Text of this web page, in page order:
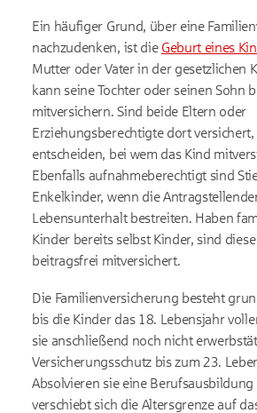
Ein häufiger Grund, über eine
nachzudenken, ist die Geburt eines
Mutter oder Vater in der gesetzlichen
kann seine Tochter oder seinen Sohn
mitversichern. Sind beide Eltern oder
Erziehungsberechtigte dort
entscheiden, bei wem das Kind
Ebenfalls aufnahmeberechtigt sind
Enkelkinder, wenn die
Lebensunterhalt bestreiten. Haben
Kinder bereits selbst Kinder, sind
beitragsfrei mitversichert.
Die Familienversicherung besteht
bis die Kinder das 18. Lebensjahr
sie anschließend noch nicht
Versicherungsschutz bis zum 23.
Absolvieren sie eine
verschiebt sich die Altersgrenze auf